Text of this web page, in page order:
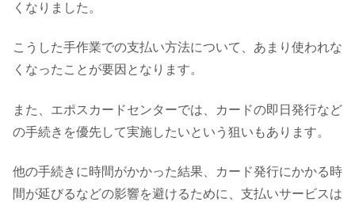
くなりました。
こうした手作業での支払い方法について、あまり使われな
くなったことが要因となります。
また、エポスカードセンターでは、カードの即日発行など
の手続きを優先して実施したいという狙いもあります。
他の手続きに時間がかかった結果、カード発行にかかる時
間が延びるなどの影響を避けるために、支払いサービスは